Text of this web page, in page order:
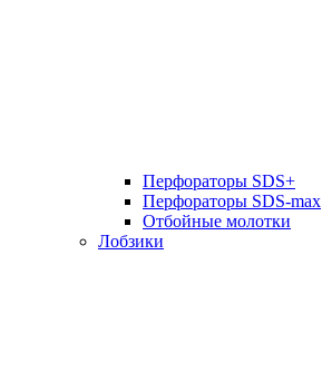
Перфораторы SDS+
Перфораторы SDS-max
Отбойные молотки
Лобзики